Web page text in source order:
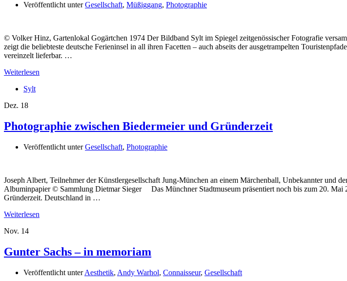
Veröffentlicht unterGesellschaft, Müßiggang, Photographie
© Volker Hinz, Gartenlokal Gogärtchen 1974 Der Bildband Sylt im Spiegel zeitgenössischer Fotografie
zeigt die beliebteste deutsche Ferieninsel in all ihren Facetten – auch abseits der ausgetrampelten
vereinzelt lieferbar. …
Weiterlesen
Sylt
Dez. 18
Photographie zwischen Biedermeier und Gründerzeit
Veröffentlicht unterGesellschaft, Photographie
Joseph Albert, Teilnehmer der Künstlergesellschaft Jung-München an einem Märchenball, Unbekannter und
Albuminpapier © Sammlung Dietmar Sieger Das Münchner Stadtmuseum präsentiert noch bis zum 20. Mai
Gründerzeit. Deutschland in …
Weiterlesen
Nov. 14
Gunter Sachs – in memoriam
Veröffentlicht unterAesthetik, Andy Warhol, Connaisseur, Gesellschaft